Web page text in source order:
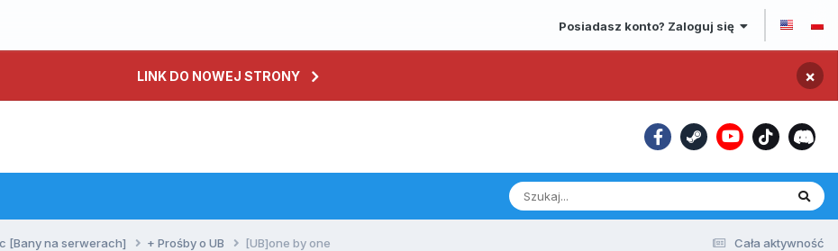
Posiadasz konto? Zaloguj się
LINK DO NOWEJ STRONY ×
Cała aktywność
[Bany na serwerach] + Prośby o UB [UB]one by one